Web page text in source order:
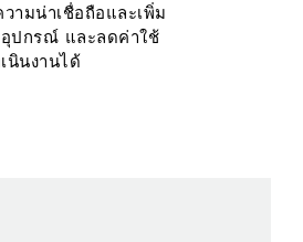
ามน่าเชื่อถือและเพิ่ม
ปกรณ์ และลดค่าใช้
นินงานได้